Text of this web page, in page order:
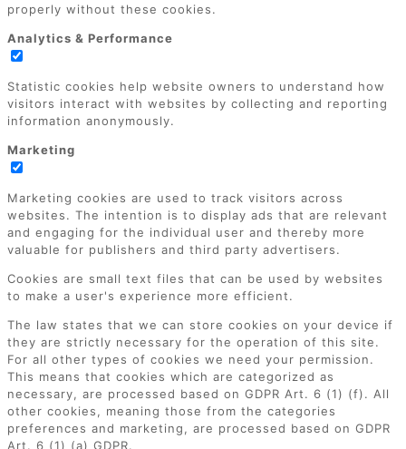
properly without these cookies.
Analytics & Performance
Statistic cookies help website owners to understand how
visitors interact with websites by collecting and reporting
information anonymously.
Marketing
Marketing cookies are used to track visitors across
websites. The intention is to display ads that are relevant
and engaging for the individual user and thereby more
valuable for publishers and third party advertisers.
Cookies are small text files that can be used by websites
to make a user's experience more efficient.
The law states that we can store cookies on your device if
they are strictly necessary for the operation of this site.
For all other types of cookies we need your permission.
This means that cookies which are categorized as
necessary, are processed based on GDPR Art. 6 (1) (f). All
other cookies, meaning those from the categories
preferences and marketing, are processed based on GDPR
Art. 6 (1) (a) GDPR.